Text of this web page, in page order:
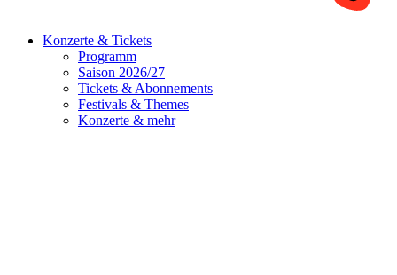
Konzerte & Tickets
Programm
Saison 2026/27
Tickets & Abonnements
Festivals & Themes
Konzerte & mehr